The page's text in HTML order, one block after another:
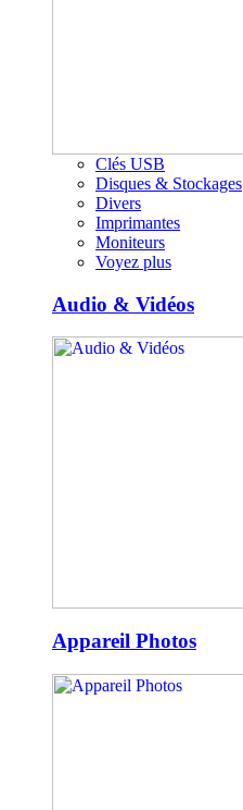
Clés USB
Disques & Stockages
Divers
Imprimantes
Moniteurs
Voyez plus
Audio & Vidéos
Appareil Photos